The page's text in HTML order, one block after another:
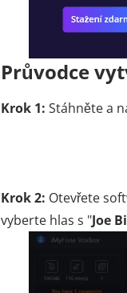
Průvodce
Krok 1: Stáhněte a
Krok 2: Otevřete
vyberte hlas s "Joe